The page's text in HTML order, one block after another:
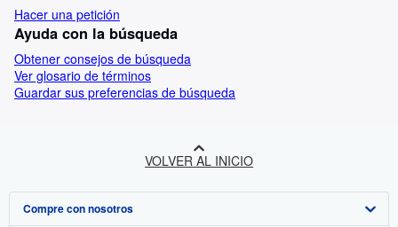
Hacer una petición
Ayuda con la búsqueda
Obtener consejos de búsqueda
Ver glosario de términos
Guardar sus preferencias de búsqueda
VOLVER AL INICIO
Compre con nosotros